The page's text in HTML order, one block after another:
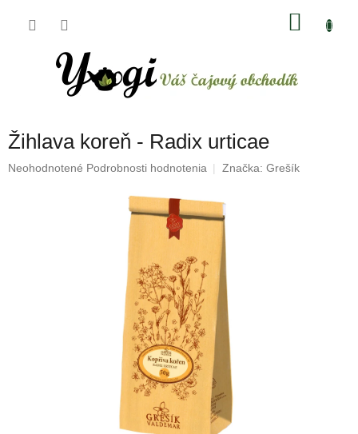
Žihlava koreň - Radix urticae
Priemerné
Neohodnotené Podrobnosti hodnotenia Značka: Grešík